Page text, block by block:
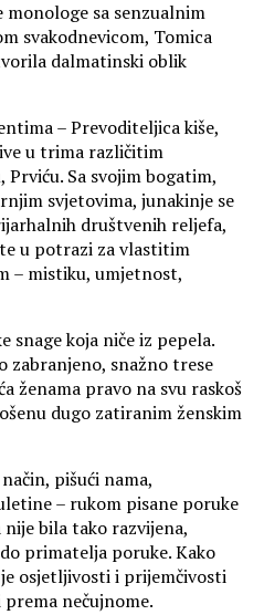
sa senzualnim
svakodnevicom, Tomica
dalmatinski oblik
– Prevoditeljica kiše,
u trima različitim
Sa svojim bogatim,
svjetovima, junakinje se
društvenih reljefa,
u potrazi za vlastitim
– mistiku, umjetnost,
snage koja niče iz pepela.
zabranjeno, snažno trese
ženama pravo na svu raskoš
dugo zatiranim ženskim
pišući nama,
– rukom pisane poruke
nije bila tako razvijena,
primatelja poruke. Kako
osjetljivosti i prijemčivosti
nečujnome.